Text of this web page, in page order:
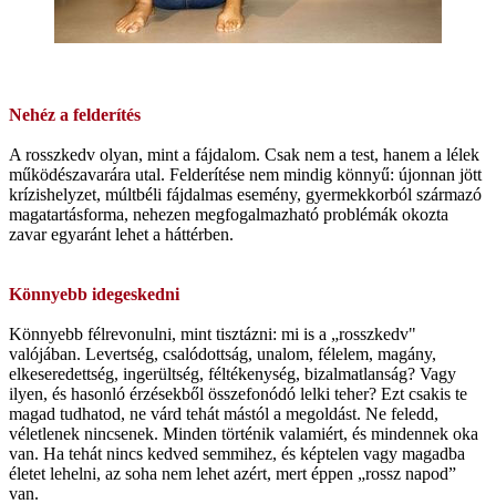
Nehéz a felderítés
A rosszkedv olyan, mint a fájdalom. Csak nem a test, hanem a lélek
működészavarára utal. Felderítése nem mindig könnyű: újonnan jött
krízishelyzet, múltbéli fájdalmas esemény, gyermekkorból származó
magatartásforma, nehezen megfogalmazható problémák okozta
zavar egyaránt lehet a háttérben.
Könnyebb idegeskedni
Könnyebb félrevonulni, mint tisztázni: mi is a „rosszkedv"
valójában. Levertség, csalódottság, unalom, félelem, magány,
elkeseredettség, ingerültség, féltékenység, bizalmatlanság? Vagy
ilyen, és hasonló érzésekből összefonódó lelki teher? Ezt csakis te
magad tudhatod, ne várd tehát mástól a megoldást. Ne feledd,
véletlenek nincsenek. Minden történik valamiért, és mindennek oka
van. Ha tehát nincs kedved semmihez, és képtelen vagy magadba
életet lehelni, az soha nem lehet azért, mert éppen „rossz napod”
van.